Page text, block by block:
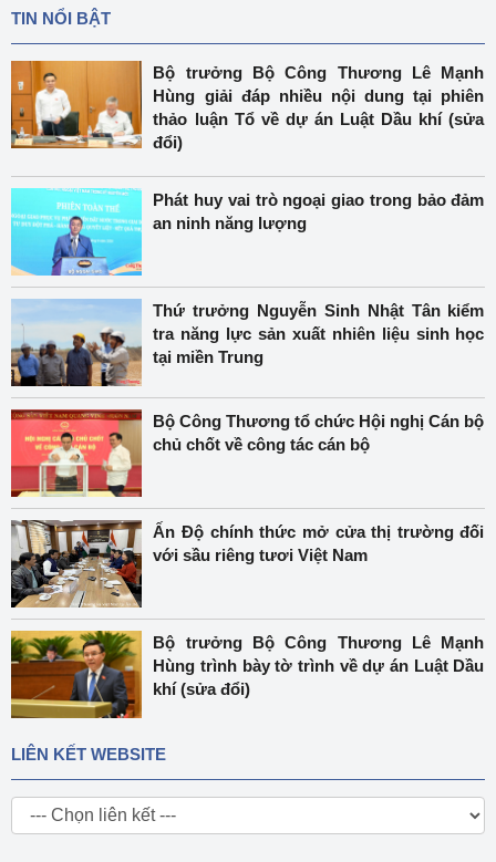
TIN NỔI BẬT
Bộ trưởng Bộ Công Thương Lê Mạnh
Hùng giải đáp nhiều nội dung tại phiên
thảo luận Tổ về dự án Luật Dầu khí (sửa
đổi)
Phát huy vai trò ngoại giao trong bảo đảm
an ninh năng lượng
Thứ trưởng Nguyễn Sinh Nhật Tân kiểm
tra năng lực sản xuất nhiên liệu sinh học
tại miền Trung
Bộ Công Thương tổ chức Hội nghị Cán bộ
chủ chốt về công tác cán bộ
Ấn Độ chính thức mở cửa thị trường đối
với sầu riêng tươi Việt Nam
Bộ trưởng Bộ Công Thương Lê Mạnh
Hùng trình bày tờ trình về dự án Luật Dầu
khí (sửa đổi)
LIÊN KẾT WEBSITE